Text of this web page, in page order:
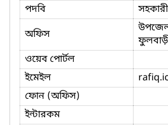
পদবি
সহকারী
অফিস
ওয়েব পোর্টল
ইমেইল
ফোন (অফিস)
ইন্টারকম